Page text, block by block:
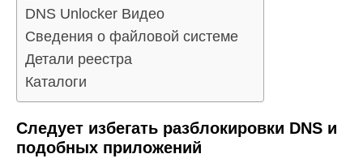
DNS Unlocker Видео
Сведения о файловой системе
Детали реестра
Каталоги
Следует избегать разблокировки DNS и
подобных приложений